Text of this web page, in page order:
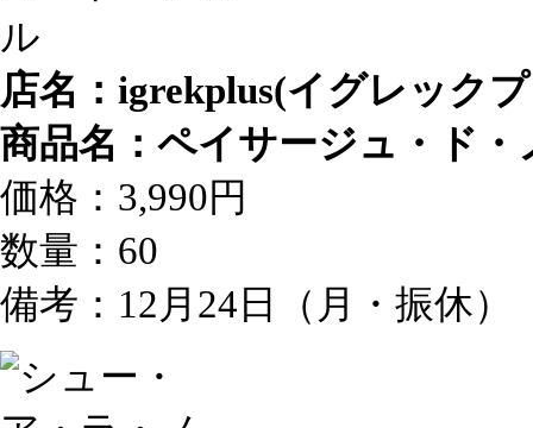
店名：igrekplus(イグレック
商品名：ペイサージュ・ド・
価格：3,990円
数量：60
備考：12月24日（月・振休）